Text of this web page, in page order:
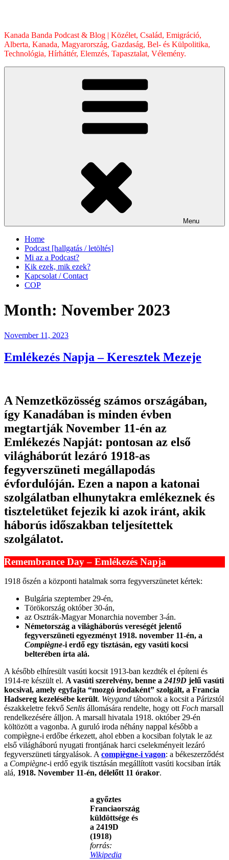
Kanada Banda Podcast & Blog | Közélet, Család, Emigráció,
Alberta, Kanada, Magyarország, Gazdaság, Bel- és Külpolitika,
Technológia, Hírháttér, Elemzés, Tapasztalat, Vélemény.
Menu
Home
Podcast [hallgatás / letöltés]
Mi az a Podcast?
Kik ezek, mik ezek?
Kapcsolat / Contact
COP
Month: November 2023
Posted
November 11, 2023
Emlékezés Napja – Keresztek Mezeje
A Nemzetközösség számos országában,
így Kanadában is minden évben
megtartják November 11-én az
Emlékezés Napját: pontosan az első
világháborút lezáró 1918-as
fegyverszüneti megállapodás
évfordulóján. Ezen a napon a katonai
szolgálatban elhunytakra emlékeznek és
tiszteletüket fejezik ki azok iránt, akik
háborús időszakban teljesítettek
szolgálatot.
Remembrance Day– Emlékezés Napja
1918 őszén a központi hatalmak sorra fegyverszünetet kértek:
Bulgária szeptember 29-én,
Törökország október 30-án,
az Osztrák-Magyar Monarchia november 3-án.
Németország a világháborús vereségét jelentő
fegyverszüneti egyezményt 1918. november 11-én, a
Compiègne-i erdő egy tisztásán, egy vasúti kocsi
belterében írta alá.
A később elhíresült vasúti kocsit 1913-ban kezdték el építeni és
1914-re készült el. A vasúti szerelvény, benne a 2419D jelű vasúti
kocsival, amely egyfajta “mozgó irodaként” szolgált, a Francia
Hadsereg kezelésébe került. Weygand tábornok a kocsit a Párizstól
északkeletre fekvő Senlis állomására rendelte, hogy ott Foch marsall
rendelkezésére álljon. A marsall hivatala 1918. október 29-én
költözött a vagonba. A guruló iroda néhány nappal később a
compiègne-i erdőbe érkezett, ahol ebben a kocsiban folytak le az
első világháború nyugati frontjának harci cselekményeit lezáró
fegyverszüneti tárgyalások. A compiègne-i vagon: a békeszerződést
a Compiègne-i erdő egyik tisztásán megállított vasúti kocsiban írták
alá, 1918. November 11-én, délelőtt 11 órakor.
a győztes
Franciaország
küldöttsége és
a 2419D
(1918)
forrás:
Wikipedia